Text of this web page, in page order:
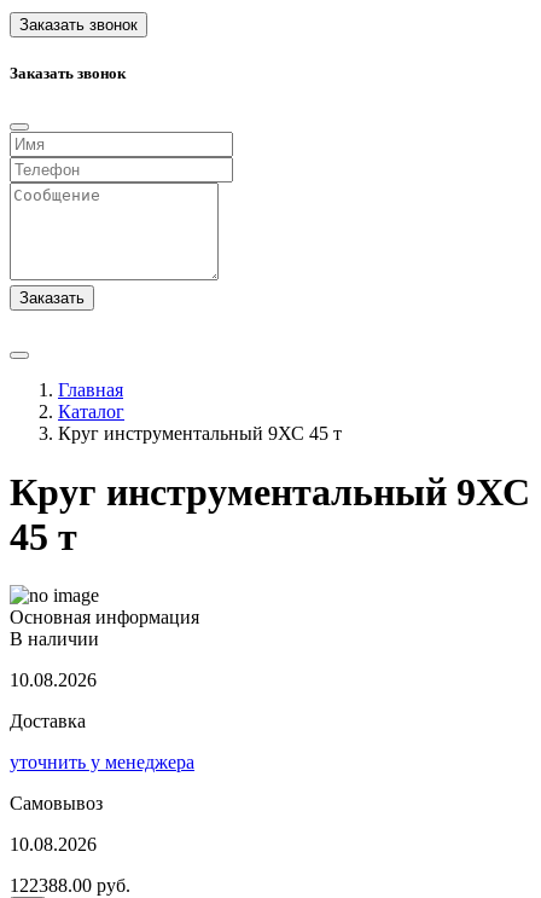
Заказать звонок
Заказать звонок
Заказать
Главная
Каталог
Круг инструментальный 9ХС 45 т
Круг инструментальный 9ХС
45 т
Основная информация
В наличии
10.08.2026
Доставка
уточнить у менеджера
Самовывоз
10.08.2026
122388.00 руб.